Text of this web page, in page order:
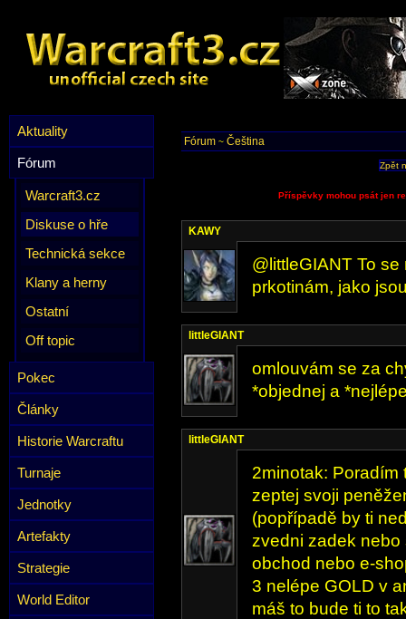
Aktuality
Fórum
Warcraft3.cz
Diskuse o hře
Technická sekce
Klany a herny
Ostatní
Off topic
Pokec
Články
Historie Warcraftu
Turnaje
Jednotky
Artefakty
Strategie
World Editor
Fórum ~ Čeština
Zpět
Příspěvky mohou psát jen
KAWY
@littleGIANT To
prkotinám, jako
littleGIANT
omlouvám se za
*objednej a
littleGIANT
2minotak: Poradím
zeptej svoji
(popřípadě by ti
zvedni zadek nebo
obchod nebo e-
3 nelépe GOLD v
máš to bude ti to